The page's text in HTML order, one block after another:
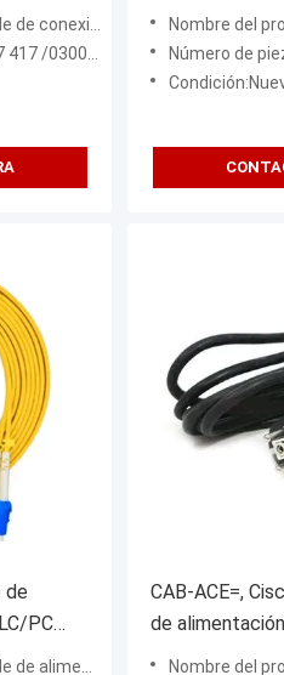
de
de fibra óptica
/03000 3m
de alto
duradera de
precisión
Nombre del
Número de
de
PC
10 mde CA
CAB-ACE=,
de
1,5 M
Nombre del